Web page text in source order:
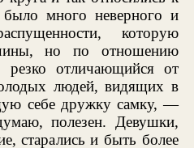
много неверного и
которую
но по отношению
резко отличающийся от
людей, видящих в
себе дружку самку, —
полезен. Девушки,
старались и быть более